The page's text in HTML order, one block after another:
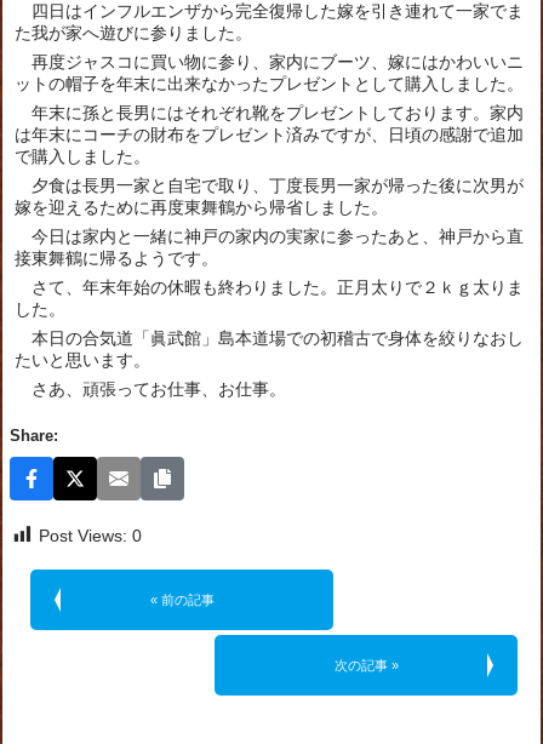
四日はインフルエンザから完全復帰した嫁を引き連れて一家でま
た我が家へ遊びに参りました。
再度ジャスコに買い物に参り、家内にブーツ、嫁にはかわいいニ
ットの帽子を年末に出来なかったプレゼントとして購入しました。
年末に孫と長男にはそれぞれ靴をプレゼントしております。家内
は年末にコーチの財布をプレゼント済みですが、日頃の感謝で追加
で購入しました。
夕食は長男一家と自宅で取り、丁度長男一家が帰った後に次男が
嫁を迎えるために再度東舞鶴から帰省しました。
今日は家内と一緒に神戸の家内の実家に参ったあと、神戸から直
接東舞鶴に帰るようです。
さて、年末年始の休暇も終わりました。正月太りで２ｋｇ太りま
した。
本日の合気道「眞武館」島本道場での初稽古で身体を絞りなおし
たいと思います。
さあ、頑張ってお仕事、お仕事。
Share:
Post Views: 0
« 前の記事
次の記事 »